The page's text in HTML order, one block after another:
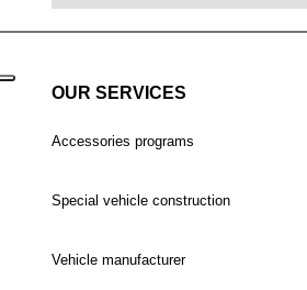
OUR SERVICES
Accessories programs
Special vehicle construction
Vehicle manufacturer